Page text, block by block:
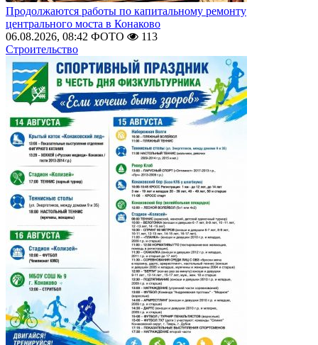
Продолжаются работы по капитальному ремонту
центрального моста в Конаково
06.08.2026, 08:42 ФОТО
113
Строительство